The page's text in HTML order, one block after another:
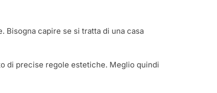
Bisogna capire se si tratta di una casa
di precise regole estetiche. Meglio quindi